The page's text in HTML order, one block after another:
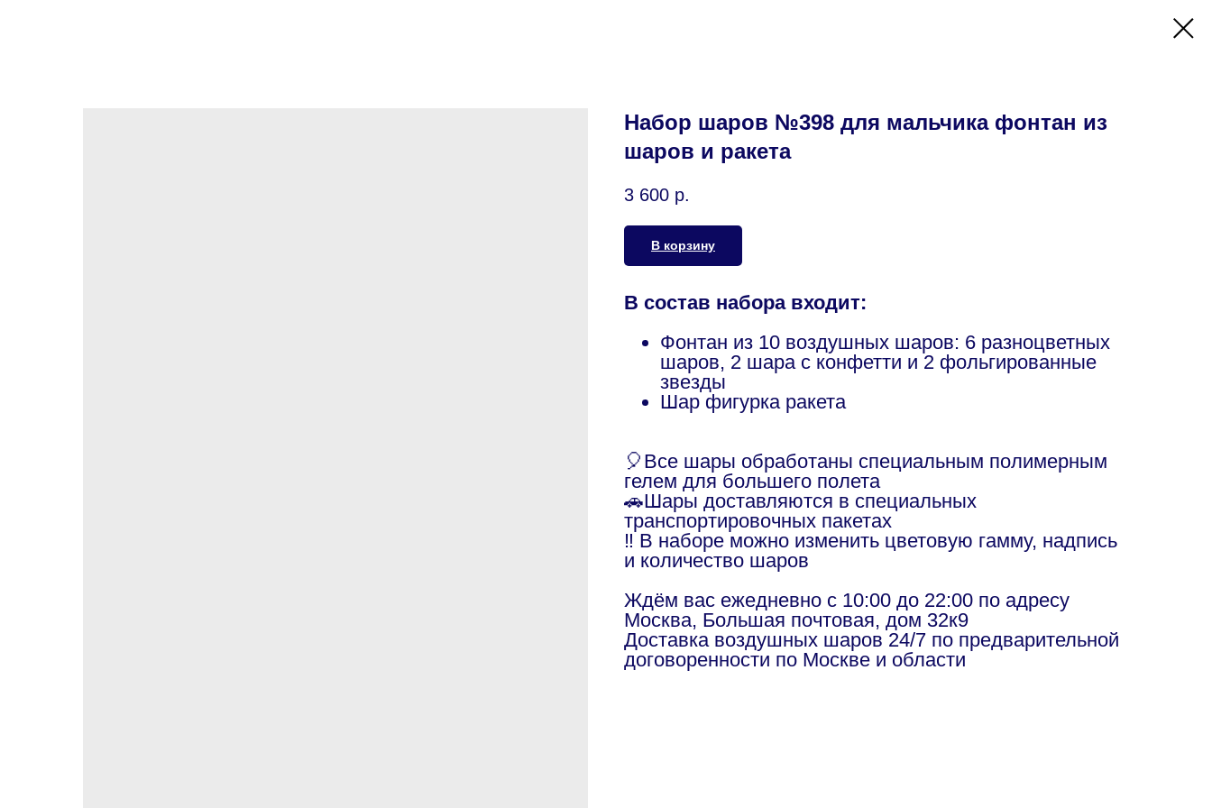
Набор шаров №398 для мальчика фонтан из
шаров и ракета
3 600 р.
В корзину
В состав набора входит:
Фонтан из 10 воздушных шаров: 6 разноцветных
шаров, 2 шара с конфетти и 2 фольгированные
звезды
Шар фигурка ракета
🎈Все шары обработаны специальным полимерным
гелем для большего полета
🚗Шары доставляются в специальных
транспортировочных пакетах
‼️ В наборе можно изменить цветовую гамму, надпись
и количество шаров
Ждём вас ежедневно с 10:00 до 22:00 по адресу
Москва, Большая почтовая, дом 32к9
Доставка воздушных шаров 24/7 по предварительной
договоренности по Москве и области